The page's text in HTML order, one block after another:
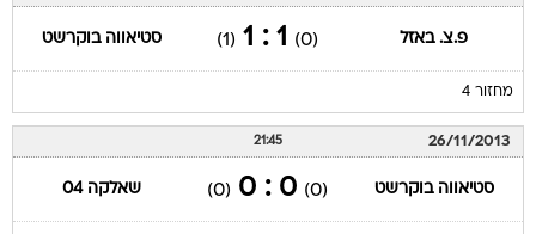
פ.צ. באזל (0)
1 : 1
(1) סטיאווה בוקרשט
מחזור 4
26/11/2013
21:45
סטיאווה בוקרשט (0)
0 : 0
(0) שאלקה 04